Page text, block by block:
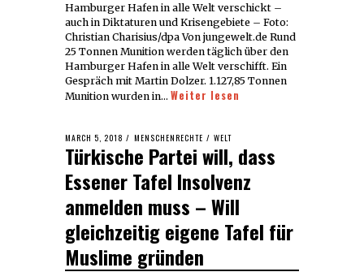
Hamburger Hafen in alle Welt verschickt –
auch in Diktaturen und Krisengebiete – Foto:
Christian Charisius/dpa Von jungewelt.de Rund
25 Tonnen Munition werden täglich über den
Hamburger Hafen in alle Welt verschifft. Ein
Gespräch mit Martin Dolzer. 1.127,85 Tonnen
Munition wurden in… Weiter lesen
POSTED
ON
MARCH 5, 2018 MARCH
5,
2018
MENSCHENRECHTE / WELT
Türkische Partei will, dass
Essener Tafel Insolvenz
anmelden muss – Will
gleichzeitig eigene Tafel für
Muslime gründen